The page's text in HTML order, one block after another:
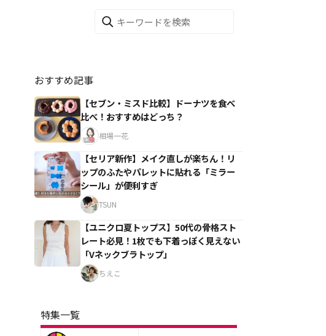
おすすめ記事
【セブン・ミスド比較】ドーナツを食べ
比べ！おすすめはどっち？
相場一花
【セリア新作】メイク直しが楽ちん！リ
ップのふたやパレットに貼れる「ミラー
シール」が便利すぎ
TSUN
【ユニクロ夏トップス】50代の骨格スト
レート必見！1枚でも下着っぽく見えない
「Vネックブラトップ」
ちえこ
特集一覧